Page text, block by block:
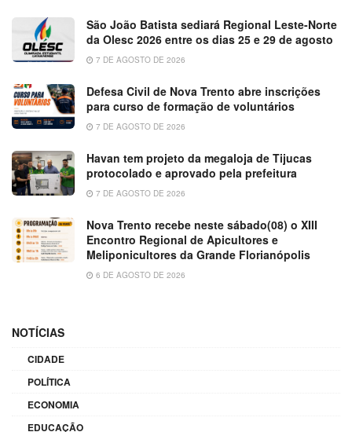
São João Batista sediará Regional Leste-Norte
da Olesc 2026 entre os dias 25 e 29 de agosto
7 DE AGOSTO DE 2026
Defesa Civil de Nova Trento abre inscrições
para curso de formação de voluntários
7 DE AGOSTO DE 2026
Havan tem projeto da megaloja de Tijucas
protocolado e aprovado pela prefeitura
7 DE AGOSTO DE 2026
Nova Trento recebe neste sábado(08) o XIII
Encontro Regional de Apicultores e
Meliponicultores da Grande Florianópolis
6 DE AGOSTO DE 2026
NOTÍCIAS
CIDADE
POLÍTICA
ECONOMIA
EDUCAÇÃO